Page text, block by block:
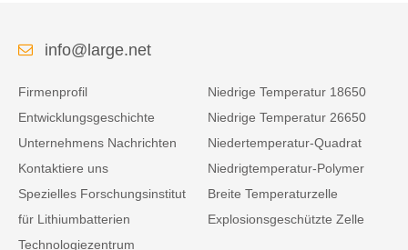
info@large.net
Firmenprofil
Entwicklungsgeschichte
Unternehmens Nachrichten
Kontaktiere uns
Spezielles Forschungsinstitut
für Lithiumbatterien
Technologiezentrum
Niedrige Temperatur 18650
Niedrige Temperatur 26650
Niedertemperatur-Quadrat
Niedrigtemperatur-Polymer
Breite Temperaturzelle
Explosionsgeschützte Zelle